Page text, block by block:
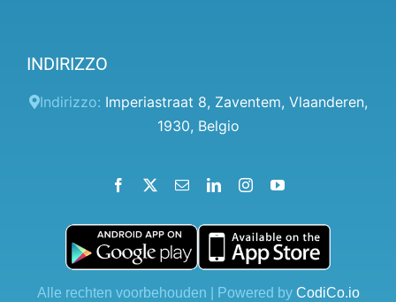
Pannello client
Aiuto
Informativa sulla privacy
INDIRIZZO
Indirizzo: Imperiastraat 8, Zaventem, Vlaanderen,
1930, Belgio
Facebook EmailLinkedInInstagramYouTube
Alle rechten voorbehouden | Powered by CodiCo.io